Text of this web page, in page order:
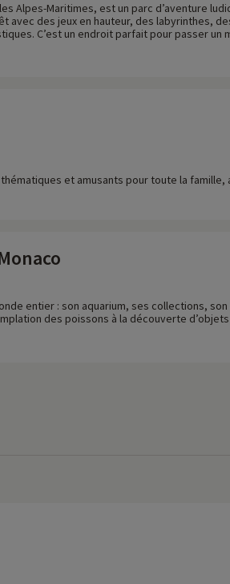
Alpes-Maritimes, est un parc d’aventure
des jeux en hauteur, des labyrinthes,
C’est un endroit parfait pour passer
et amusants pour toute la
entier : son aquarium, ses collections,
des poissons à la découverte